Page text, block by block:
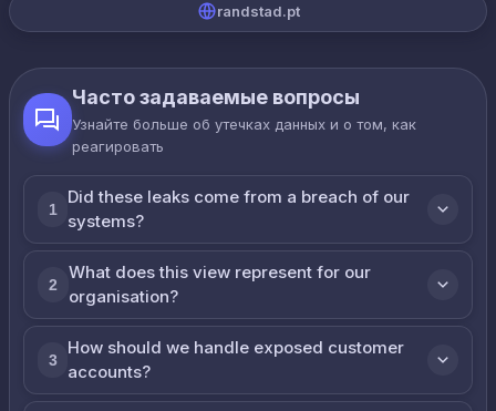
randstad.pt
Часто задаваемые вопросы
Узнайте больше об утечках данных и о том, как
реагировать
1
Did these leaks come from a breach of our
systems?
2
What does this view represent for our
organisation?
3
How should we handle exposed customer
accounts?